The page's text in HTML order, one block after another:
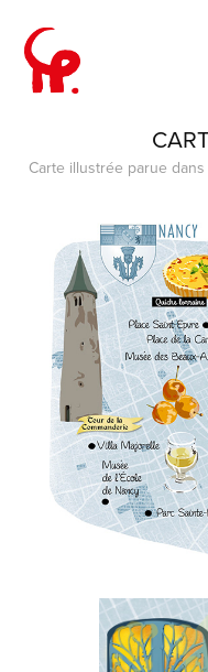
Carte illustrée parue